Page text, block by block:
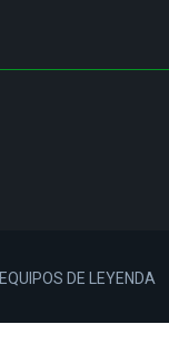
EQUIPOS DE LEYENDA